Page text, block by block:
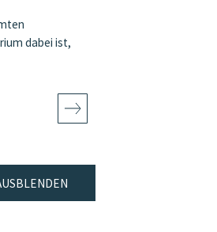
dabei ist,